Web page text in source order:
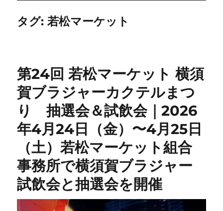
タグ:若松マーケット
第24回 若松マーケット 横須
賀ブラジャーカクテルまつ
り 抽選会＆試飲会｜2026
年4月24日（金）〜4月25日
（土）若松マーケット組合
事務所で横須賀ブラジャー
試飲会と抽選会を開催